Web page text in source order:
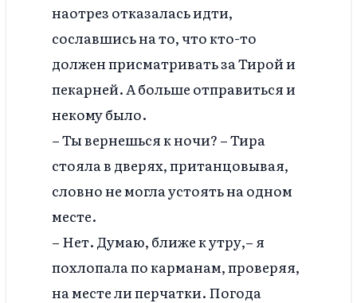
наотрез отказалась идти,
сославшись на то, что кто-то
должен присматривать за Тирой и
пекарней. А больше отправиться и
некому было.
– Ты вернешься к ночи? – Тира
стояла в дверях, пританцовывая,
словно не могла устоять на одном
месте.
– Нет. Думаю, ближе к утру,– я
похлопала по карманам, проверяя,
на месте ли перчатки. Погода